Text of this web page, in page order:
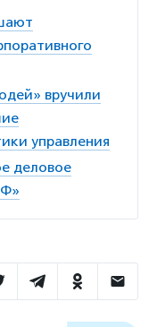
вручили
управления
деловое